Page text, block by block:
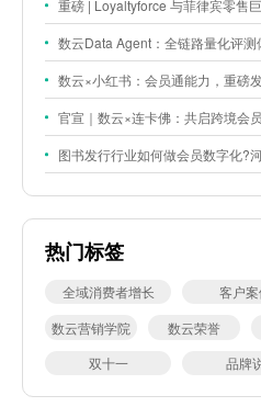
重磅 | Loyaltyforce 与菲律宾零售巨头 SM 集团达成战略
数云Data Agent：全链路量化评
数云×小红书：会员通能力，重磅
官宣｜数云×连卡佛：共启跨境会员
图书发行行业如何做会员数字化?
热门标签
全域消费者增长 客户案
数云营销学院
数云荣誉
双十一
品牌